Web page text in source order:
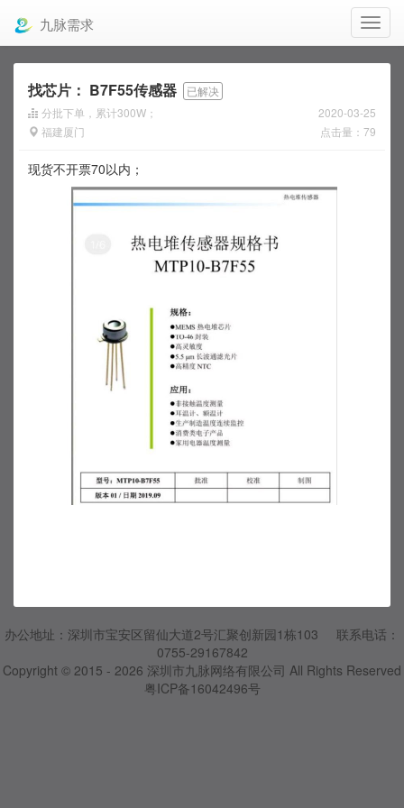
九脉需求
找芯片： B7F55传感器
已解决
分批下单，累计300W；
福建厦门
2020-03-25
点击量：79
现货不开票70以内；
办公地址：深圳市宝安区留仙大道2号汇聚创新园1栋103 联系电话：
0755-29167842
Copyright © 2015 - 2026 深圳市九脉网络有限公司 All Rights Reserved
粤ICP备16042496号